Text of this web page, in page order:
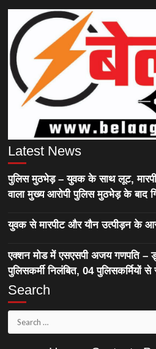
Latest News
पुलिस मुठभेड़ – युवक के साथ लूट,
वाला मुख्य आरोपी पुलिस मुठभेड़ के बाद
युवक से मारपीट और यौन उत्पीड़न के
एक्शन मोड में एसएसपी अजय गणपति –
पुलिसकर्मी निलंबित, 04 पुलिसकर्मियों
Search
Search
for: